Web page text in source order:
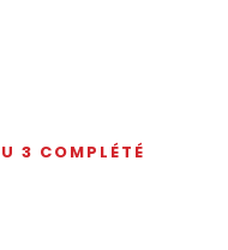
3 COMPLÉTÉ